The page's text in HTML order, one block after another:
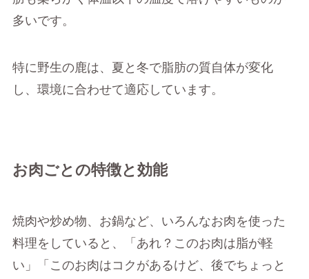
多いです。
特に野生の鹿は、夏と冬で脂肪の質自体が変化
し、環境に合わせて適応しています。
お肉ごとの特徴と効能
焼肉や炒め物、お鍋など、いろんなお肉を使った
料理をしていると、「あれ？このお肉は脂が軽
い」「このお肉はコクがあるけど、後でちょっと